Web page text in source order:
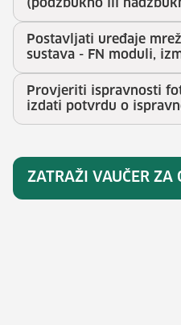
(podžbukno ili
Postavljati uređaje
sustava - FN moduli,
Provjeriti ispravnosti
izdati potvrdu o
ZATRAŽI VAUČER ZA